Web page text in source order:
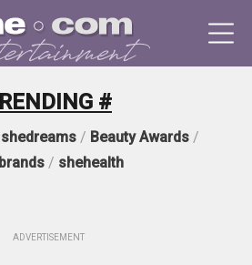
#
shedreams / Beauty Awards /
/ shehealth
ADVERTISEMENT